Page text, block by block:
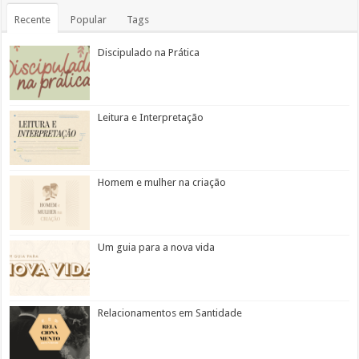
Recente Popular Tags
Discipulado na Prática
Leitura e Interpretação
Homem e mulher na criação
Um guia para a nova vida
Relacionamentos em Santidade